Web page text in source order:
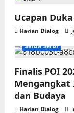
n
Ucapan
Harian Dialog
Serba Serbi
Finalis POI
Mengangkat
dan Budaya
Harian Dialog